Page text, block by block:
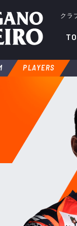
クラ
PLAYERS